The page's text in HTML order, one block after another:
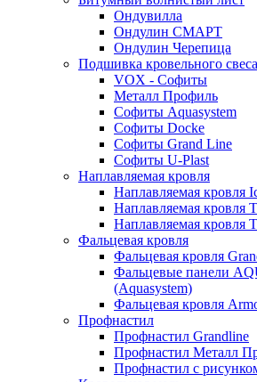
Ондувилла
Ондулин СМАРТ
Ондулин Черепица
Подшивка кровельного
VOX - Софиты
Металл Профиль
Софиты Aquasystem
Софиты Docke
Софиты Grand Line
Софиты U-Plast
Наплавляемая кровля
Наплавляемая кровля
Наплавляемая кровля
Наплавляемая кровля
Фальцевая кровля
Фальцевая кровля
Фальцевые панели
(Aquasystem)
Фальцевая кровля
Профнастил
Профнастил Grandline
Профнастил Металл
Профнастил с